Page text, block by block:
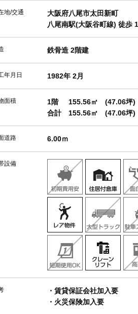
地/交通
大阪府八尾市太田新町
八尾南駅(大阪谷町線) 徒歩
鉄骨造 2階建
年月日 1982年 2月
面積 1階 155.56㎡
(47.06坪)
合計
155.56㎡ (47.06坪)
道路 6.00ｍ
設備
・賃貸保証会社加入要
・火災保険加入要